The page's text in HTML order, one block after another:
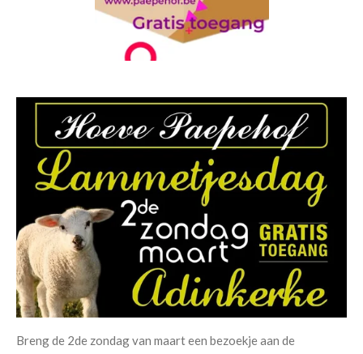
Breng de 2de zondag van maart een bezoekje aan de